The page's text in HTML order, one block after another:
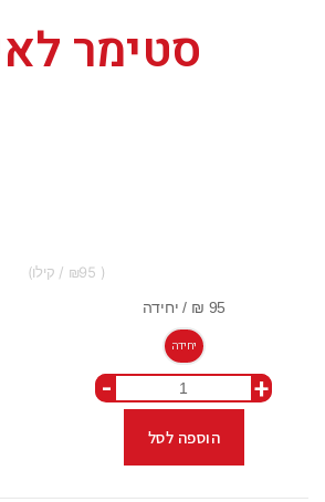
סטימר
95
יחידה
+
-
הוספה לסל